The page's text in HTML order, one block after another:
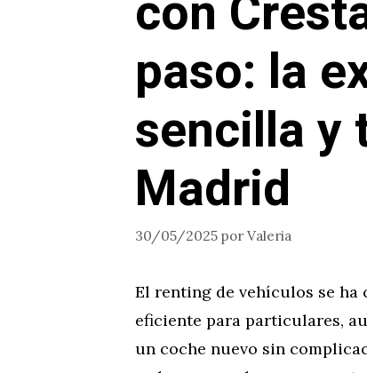
paso: la
sencilla y
Madrid
30/05/2025 por Valeria
El renting de vehículos se
eficiente para particulares,
un coche nuevo sin